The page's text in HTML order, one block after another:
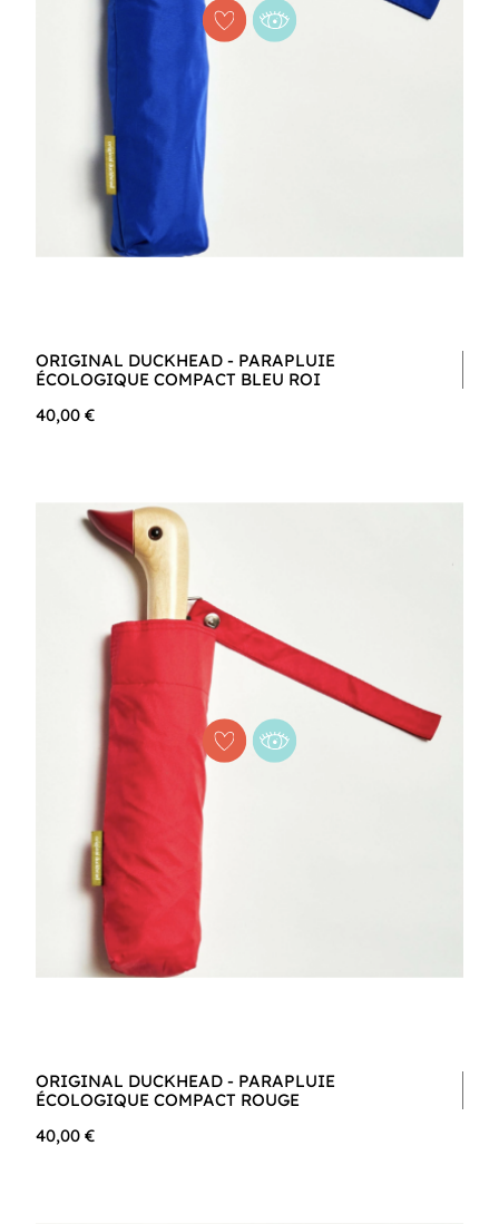
ORIGINAL DUCKHEAD - PARAPLUIE
ÉCOLOGIQUE COMPACT BLEU ROI
40,00 €
ORIGINAL DUCKHEAD - PARAPLUIE
ÉCOLOGIQUE COMPACT ROUGE
40,00 €